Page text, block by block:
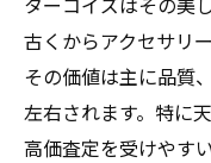
古くからアクセサリ
その価値は主に品質
左右されます。特に
高価査定を受けやす